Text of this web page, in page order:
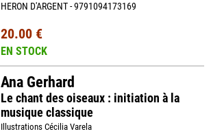
HERON D'ARGENT - 9791094173169
20.00 €
EN STOCK
Ana Gerhard
Le chant des oiseaux : initiation à la
musique classique
Illustrations Cécilia Varela